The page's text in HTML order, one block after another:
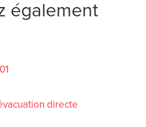
également
directe